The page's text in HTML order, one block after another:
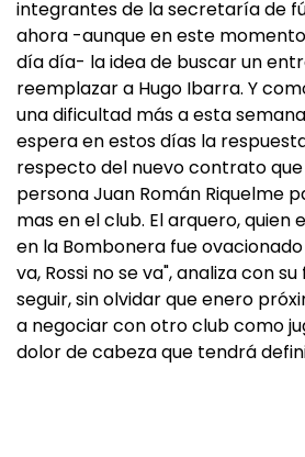
integrantes de la secretaría de
ahora -aunque en este
día día- la idea de buscar un
reemplazar a Hugo Ibarra. Y
una dificultad más a esta
espera en estos días la
respecto del nuevo contrato
persona Juan Román Riquelme
mas en el club. El arquero, quien
en la Bombonera fue
va, Rossi no se va", analiza con
seguir, sin olvidar que enero
a negociar con otro club como
dolor de cabeza que tendrá